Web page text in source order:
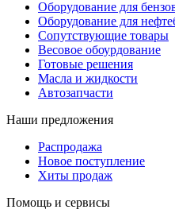
Оборудование для
Оборудование для
Сопутствующие товары
Весовое обоурдование
Готовые решения
Масла и жидкости
Автозапчасти
Наши предложения
Распродажа
Новое поступление
Хиты продаж
Помощь и сервисы